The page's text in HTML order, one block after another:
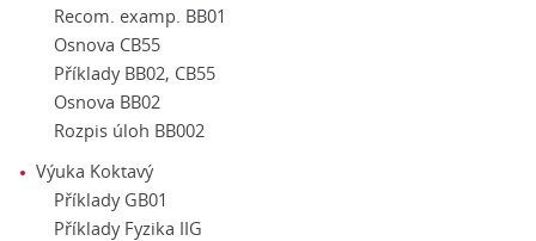
Recom. examp. BB01
Osnova CB55
Příklady BB02, CB55
Osnova BB02
Rozpis úloh BB002
Výuka Koktavý
Příklady GB01
Příklady Fyzika IIG